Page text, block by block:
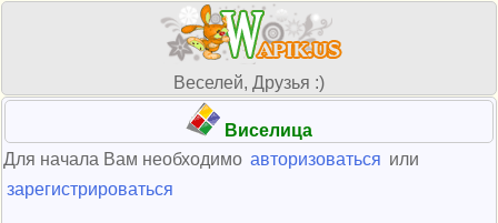
Веселей, Друзья :)
Виселица
Для начала Вам необходимо авторизоваться или
зарегистрироваться